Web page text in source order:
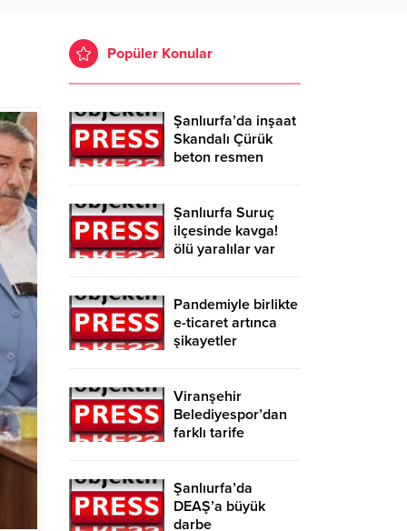
Popüler Konular
Şanlıurfa’da inşaat
Skandalı Çürük
beton resmen
Şanlıurfa Suruç
ilçesinde kavga!
ölü yaralılar var
Pandemiyle birlikte
e-ticaret artınca
şikayetler
Viranşehir
Belediyespor’dan
farklı tarife
Şanlıurfa’da
DEAŞ’a büyük
darbe